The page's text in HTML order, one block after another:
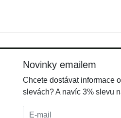
Novinky emailem
Chcete dostávat informace
slevách? A navíc 3% slevu
E-mail: